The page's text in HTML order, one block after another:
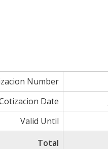
Number
Date
Valid Until
Total